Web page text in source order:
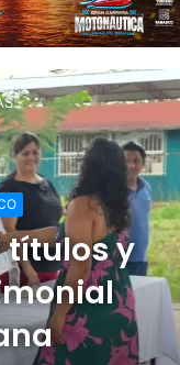
títulos y